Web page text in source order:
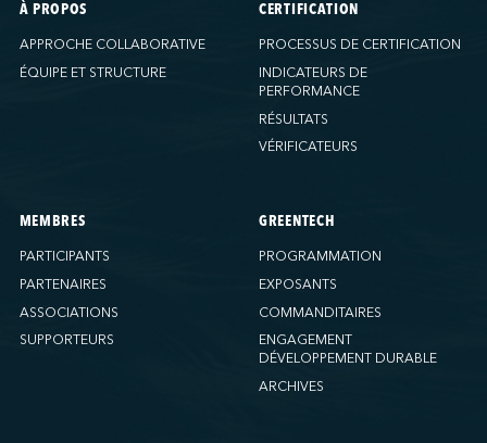
À PROPOS
APPROCHE COLLABORATIVE
ÉQUIPE ET STRUCTURE
CERTIFICATION
PROCESSUS DE CERTIFICATION
INDICATEURS DE
PERFORMANCE
RÉSULTATS
VÉRIFICATEURS
MEMBRES
PARTICIPANTS
PARTENAIRES
ASSOCIATIONS
SUPPORTEURS
GREENTECH
PROGRAMMATION
EXPOSANTS
COMMANDITAIRES
ENGAGEMENT
DÉVELOPPEMENT DURABLE
ARCHIVES